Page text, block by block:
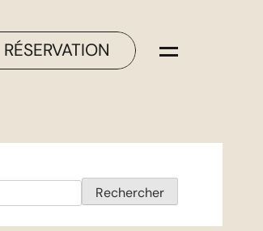
RÉSERVATION
Rechercher